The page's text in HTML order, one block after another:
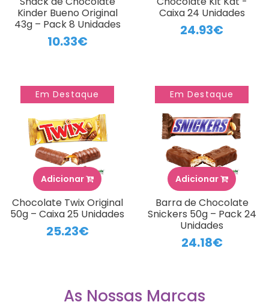
Kinder Bueno Original
43g – Pack 8 Unidades
10.33€
Caixa 24 Unidades
24.93€
Em Destaque
Adicionar
Chocolate Twix Original
50g – Caixa 25 Unidades
25.23€
Em Destaque
Adicionar
Barra de Chocolate
Snickers 50g – Pack 24
Unidades
24.18€
As Nossas Marcas